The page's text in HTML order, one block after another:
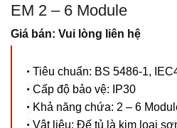
EM 2 – 6 Module
Giá bán: Vui lòng liên hệ
•Tiêu chuẩn: BS 5486-1,
•Cấp độ bảo vệ: IP30
• Khả năng chứa: 2 – 6
•Vật liệu: Đế tủ là kim loại